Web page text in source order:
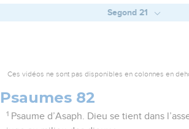
Segond 21
Ces vidéos ne sont pas disponibles en colonnes en
Psaumes 82
1 Psaume d’Asaph. Dieu se tient dans